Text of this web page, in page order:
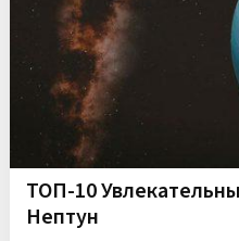
ТОП-10
Нептун